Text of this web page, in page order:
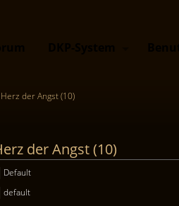
der Angst (10)
der Angst (10)
Default
default